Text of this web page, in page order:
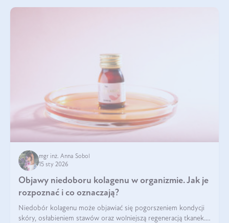
mgr inż. Anna Sobol
15 sty 2026
Objawy niedoboru kolagenu w organizmie. Jak je
rozpoznać i co oznaczają?
Niedobór kolagenu może objawiać się pogorszeniem kondycji
skóry, osłabieniem stawów oraz wolniejszą regeneracją tkanek.